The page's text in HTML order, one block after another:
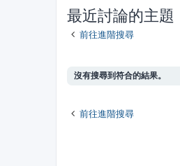
最近討論的主題
前往進階搜尋
沒有搜尋到符合的結果。
前往進階搜尋